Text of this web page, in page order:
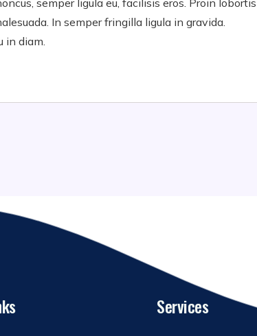
In semper fringilla ligula in gravida.
in diam.
Services